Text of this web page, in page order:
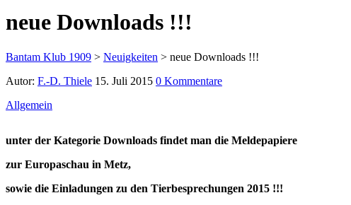
neue Downloads !!!
Bantam Klub 1909 > Neuigkeiten > neue Downloads !!!
Autor: F.-D. Thiele 15. Juli 2015 0 Kommentare
Allgemein
unter der Kategorie Downloads findet man die Meldepapiere
zur Europaschau in Metz,
sowie die Einladungen zu den Tierbesprechungen 2015 !!!